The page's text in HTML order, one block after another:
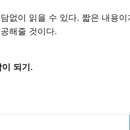
없이 읽을 수 있다. 짧은 내용
해줄 것이다.
되기.